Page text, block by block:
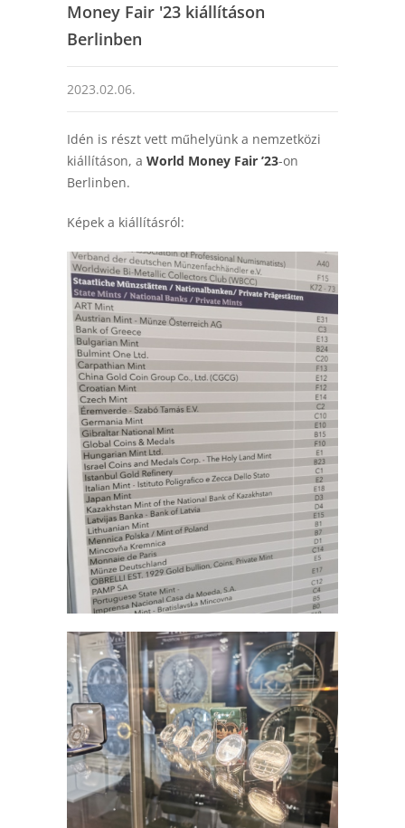
Money Fair '23 kiállításon
Berlinben
2023.02.06.
Idén is részt vett műhelyünk a nemzetközi
kiállításon, a World Money Fair ’23-on
Berlinben.
Képek a kiállításról: